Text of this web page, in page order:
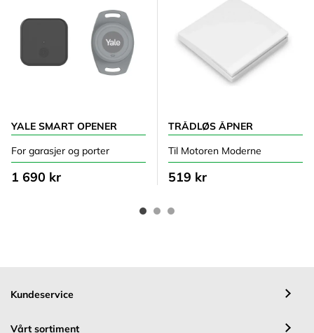
YALE SMART OPENER
For garasjer og porter
1 690 kr
TRÅDLØS ÅPNER
Til Motoren Moderne
519 kr
Kundeservice
Vårt sortiment